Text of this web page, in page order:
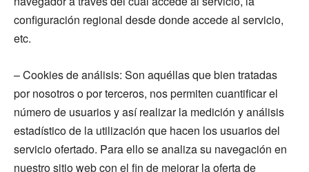
configuración regional desde donde accede al servicio,
etc.
– Cookies de análisis: Son aquéllas que bien tratadas
por nosotros o por terceros, nos permiten cuantificar el
número de usuarios y así realizar la medición y análisis
estadístico de la utilización que hacen los usuarios del
servicio ofertado. Para ello se analiza su navegación en
nuestro sitio web con el fin de mejorar la oferta de